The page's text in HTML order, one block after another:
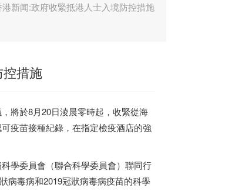
港新闻:政府收緊抵港人士入境防控措施
措施
將於8月20日淩晨零時起，收緊從海
疫苗接種紀錄，在指定檢疫酒店的強
學委員會（聯合科學委員會）聯同行
病毒病和2019冠狀病毒病疫苗的科學